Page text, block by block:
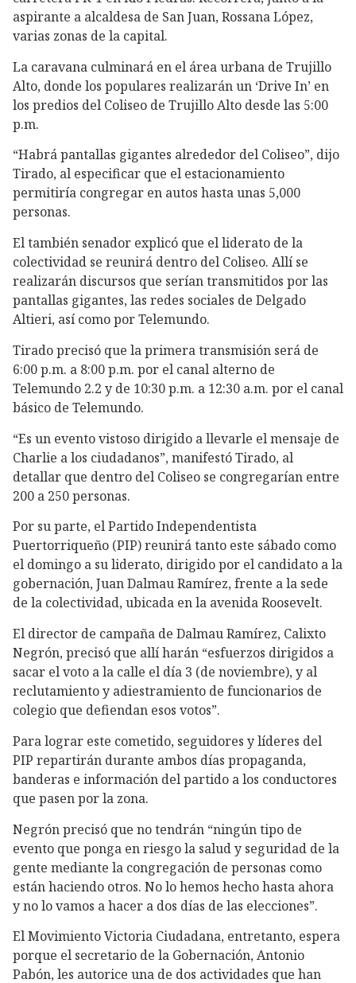
aspirante a alcaldesa de San Juan, Rossana López,
varias zonas de la capital.
La caravana culminará en el área urbana de Trujillo
Alto, donde los populares realizarán un ‘Drive In’ en
los predios del Coliseo de Trujillo Alto desde las 5:00
p.m.
“Habrá pantallas gigantes alrededor del Coliseo”, dijo
Tirado, al especificar que el estacionamiento
permitiría congregar en autos hasta unas 5,000
personas.
El también senador explicó que el liderato de la
colectividad se reunirá dentro del Coliseo. Allí se
realizarán discursos que serían transmitidos por las
pantallas gigantes, las redes sociales de Delgado
Altieri, así como por Telemundo.
Tirado precisó que la primera transmisión será de
6:00 p.m. a 8:00 p.m. por el canal alterno de
Telemundo 2.2 y de 10:30 p.m. a 12:30 a.m. por el canal
básico de Telemundo.
“Es un evento vistoso dirigido a llevarle el mensaje de
Charlie a los ciudadanos”, manifestó Tirado, al
detallar que dentro del Coliseo se congregarían entre
200 a 250 personas.
Por su parte, el Partido Independentista
Puertorriqueño (PIP) reunirá tanto este sábado como
el domingo a su liderato, dirigido por el candidato a la
gobernación, Juan Dalmau Ramírez, frente a la sede
de la colectividad, ubicada en la avenida Roosevelt.
El director de campaña de Dalmau Ramírez, Calixto
Negrón, precisó que allí harán “esfuerzos dirigidos a
sacar el voto a la calle el día 3 (de noviembre), y al
reclutamiento y adiestramiento de funcionarios de
colegio que defiendan esos votos”.
Para lograr este cometido, seguidores y líderes del
PIP repartirán durante ambos días propaganda,
banderas e información del partido a los conductores
que pasen por la zona.
Negrón precisó que no tendrán “ningún tipo de
evento que ponga en riesgo la salud y seguridad de la
gente mediante la congregación de personas como
están haciendo otros. No lo hemos hecho hasta ahora
y no lo vamos a hacer a dos días de las elecciones”.
El Movimiento Victoria Ciudadana, entretanto, espera
porque el secretario de la Gobernación, Antonio
Pabón, les autorice una de dos actividades que han